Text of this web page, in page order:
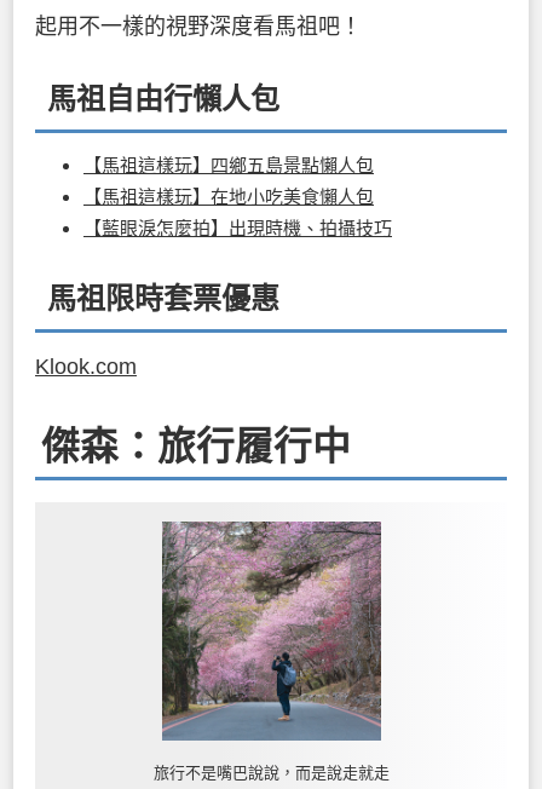
起用不一樣的視野深度看馬祖吧！
馬祖自由行懶人包
【馬祖這樣玩】四鄉五島景點懶人包
【馬祖這樣玩】在地小吃美食懶人包
【藍眼淚怎麼拍】出現時機、拍攝技巧
馬祖限時套票優惠
Klook.com
傑森：旅行履行中
旅行不是嘴巴說說，而是說走就走